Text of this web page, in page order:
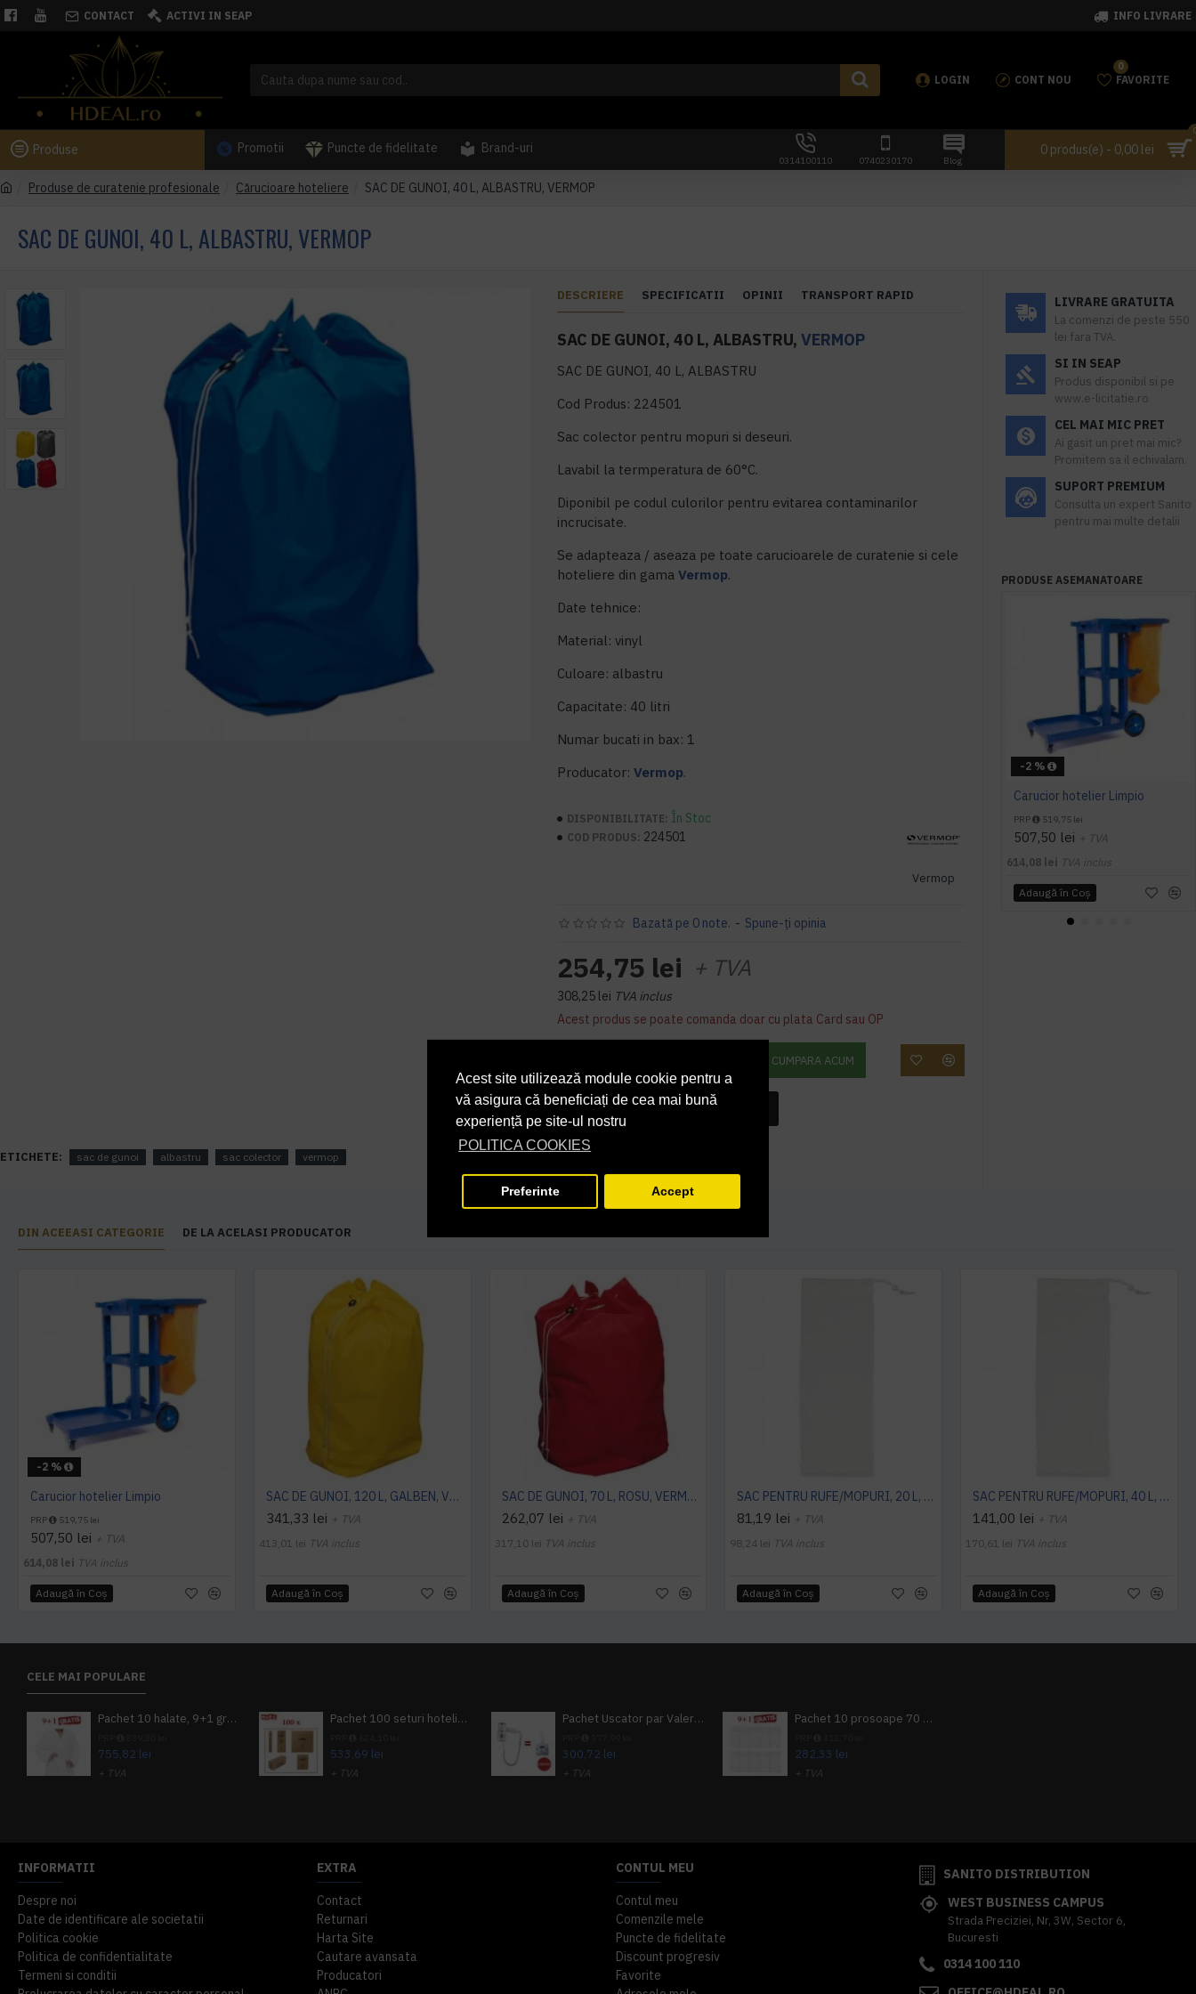
Acest site utilizează module cookie pentru a
vă asigura că beneficiați de cea mai bună
experiență pe site-ul nostru
POLITICA COOKIES
Preferinte Accept
CONTACT ACTIVI IN SEAP INFO LIVRARE
LOGIN CONT NOU FAVORITE
0
Produse Promotii Puncte de fidelitate Brand-uri
0314100110 0740230170 Blog
0 produs(e) - 0,00 lei
Produse de curatenie profesionale Cărucioare hoteliere SAC DE GUNOI, 40 L, ALBASTRU, VERMOP
SAC DE GUNOI, 40 L, ALBASTRU, VERMOP
DESCRIERE SPECIFICATII OPINII TRANSPORT RAPID
SAC DE GUNOI, 40 L, ALBASTRU,VERMOP
SAC DE GUNOI, 40 L, ALBASTRU
Cod Produs: 224501
Sac colector pentru mopuri si deseuri.
Lavabil la termperatura de 60°C.
Diponibil pe codul culorilor pentru evitarea contaminarilor
incrucisate.
Se adapteaza / aseaza pe toate carucioarele de curatenie si cele
hoteliere din gamaVermop.
Date tehnice:
Material: vinyl
Culoare: albastru
Capacitate: 40 litri
Numar bucati in bax: 1
Producator:Vermop.
DISPONIBILITATE: În Stoc
COD PRODUS: 224501
Vermop
Bazată pe 0 note. - Spune-ţi opinia
254,75 lei + TVA
308,25 lei TVA inclus
Acest produs se poate comanda doar cu plata Card sau OP
CUMPARA ACUM
INTREABA DESPRE ACEST PRODUS
ETICHETE: sac de gunoi albastru sac colector vermop
LIVRARE GRATUITA
La comenzi de peste 550
lei fara TVA.
SI IN SEAP
Produs disponibil si pe
www.e-licitatie.ro
CEL MAI MIC PRET
Ai gasit un pret mai mic?
Promitem sa il echivalam.
SUPORT PREMIUM
Consulta un expert Sanito
pentru mai multe detalii
PRODUSE ASEMANATOARE
-2 %
Carucior hotelier Limpio
PRP 519,75 lei
507,50 lei + TVA
614,08 lei TVA inclus
Adaugă în Coş
DIN ACEEASI CATEGORIE DE LA ACELASI PRODUCATOR
-2 %
Carucior hotelier Limpio
PRP 519,75 lei
507,50 lei + TVA
614,08 lei TVA inclus
Adaugă în Coş
SAC DE GUNOI, 120 L, GALBEN, VERMOP
341,33 lei + TVA
413,01 lei TVA inclus
Adaugă în Coş
SAC DE GUNOI, 70 L, ROSU, VERMOP
262,07 lei + TVA
317,10 lei TVA inclus
Adaugă în Coş
SAC PENTRU RUFE/MOPURI, 20 L, ALB, VERMOP
81,19 lei + TVA
98,24 lei TVA inclus
Adaugă în Coş
SAC PENTRU RUFE/MOPURI, 40 L, ALB, VERMOP
141,00 lei + TVA
170,61 lei TVA inclus
Adaugă în Coş
CELE MAI POPULARE
Pachet 10 halate, 9+1 gratuit
755,82 lei
+ TVA
Pachet 100 seturi hoteliere, set dentar, set barbierit, casca de dus, pila unghii, set cusut
533,69 lei
+ TVA
Pachet Uscator par Valera Action Super Plus + GRATUIT Sampon si gel de dus Tork
300,72 lei
+ TVA
Pachet 10 prosoape 70 x 140cm 9 + 1 gratuit
282,33 lei
+ TVA
INFORMATII
Despre noi
Date de identificare ale societatii
Politica cookie
Politica de confidentialitate
Termeni si conditii
EXTRA
Contact
Returnari
Harta Site
Cautare avansata
Producatori
CONTUL MEU
Contul meu
Comenzile mele
Puncte de fidelitate
Discount progresiv
Favorite
SANITO DISTRIBUTION
WEST BUSINESS CAMPUS
Strada Preciziei, Nr, 3W, Sector 6,
Bucuresti
0314 100 110